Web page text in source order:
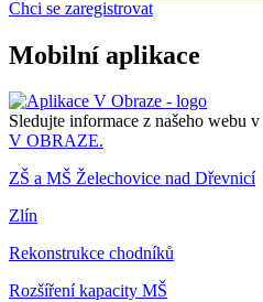
Chci se zaregistrovat
Mobilní aplikace
Sledujte informace z našeho webu v
V OBRAZE.
ZŠ a MŠ Želechovice nad Dřevnicí
Zlín
Rekonstrukce chodníků
Rozšíření kapacity MŠ